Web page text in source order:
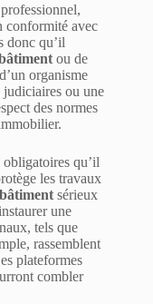
conformité avec
donc qu’il
ou de
organisme
judiciaires ou une
des normes
qu’il
les travaux
sérieux
une
tels que
rassemblent
plateformes
combler